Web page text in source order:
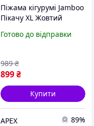
Піжама кігурумі Jamboo
Пікачу XL Жовтий
Готово до відправки
899₴
989 ₴
Купити
APEX 89%